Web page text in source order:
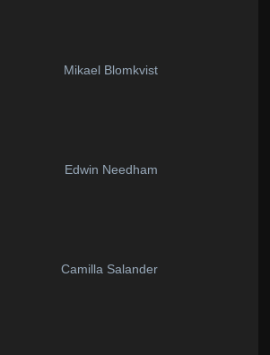
Mikael Blomkvist
Edwin Needham
Camilla Salander